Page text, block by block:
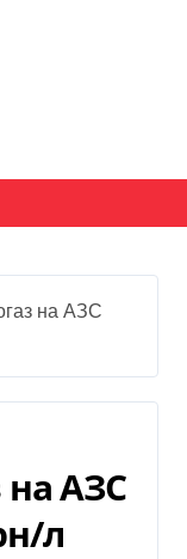
на АЗС
на АЗС
л